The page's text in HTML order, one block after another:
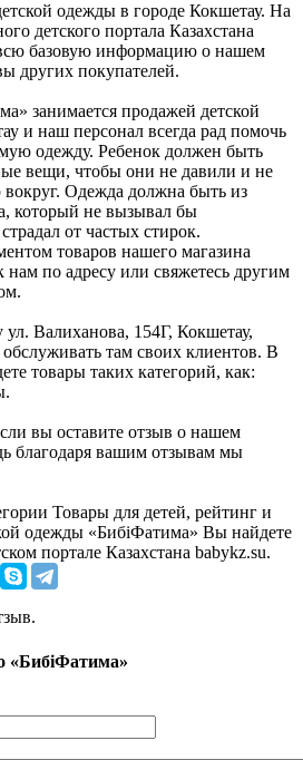
одежды в городе Кокшетау. На
детского портала Казахстана
базовую информацию о нашем
других покупателей.
занимается продажей детской
и наш персонал всегда рад помочь
одежду. Ребенок должен быть
вещи, чтобы они не давили и не
Одежда должна быть из
который не вызывал бы
от частых стирок.
товаров нашего магазина
по адресу или свяжетесь другим
Валиханова, 154Г, Кокшетау,
там своих клиентов. В
товары таких категорий, как:
вы оставите отзыв о нашем
благодаря вашим отзывам мы
Товары для детей, рейтинг и
одежды «БибiФатима» Вы найдете
портале Казахстана babykz.su.
«БибiФатима»